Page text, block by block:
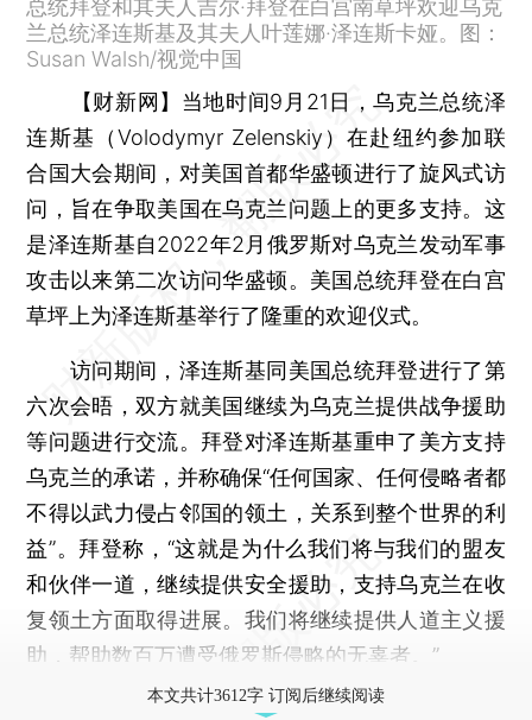
总统拜登和其夫人吉尔·拜登在白宫南草坪欢迎乌克
兰总统泽连斯基及其夫人叶莲娜·泽连斯卡娅。图：
Susan Walsh/视觉中国
【财新网】 当地时间9月21日，乌克兰总统泽
连斯基（Volodymyr Zelenskiy）在赴纽约参加联
合国大会期间，对美国首都华盛顿进行了旋风式访
问，旨在争取美国在乌克兰问题上的更多支持。这
是泽连斯基自2022年2月俄罗斯对乌克兰发动军事
攻击以来第二次访问华盛顿。美国总统拜登在白宫
草坪上为泽连斯基举行了隆重的欢迎仪式。
访问期间，泽连斯基同美国总统拜登进行了第
六次会晤，双方就美国继续为乌克兰提供战争援助
等问题进行交流。拜登对泽连斯基重申了美方支持
乌克兰的承诺，并称确保“任何国家、任何侵略者都
不得以武力侵占邻国的领土，关系到整个世界的利
益”。拜登称，“这就是为什么我们将与我们的盟友
和伙伴一道，继续提供安全援助，支持乌克兰在收
复领土方面取得进展。我们将继续提供人道主义援
助，帮助数百万遭受俄罗斯侵略的无辜者。”
本文共计3612字 订阅后继续阅读